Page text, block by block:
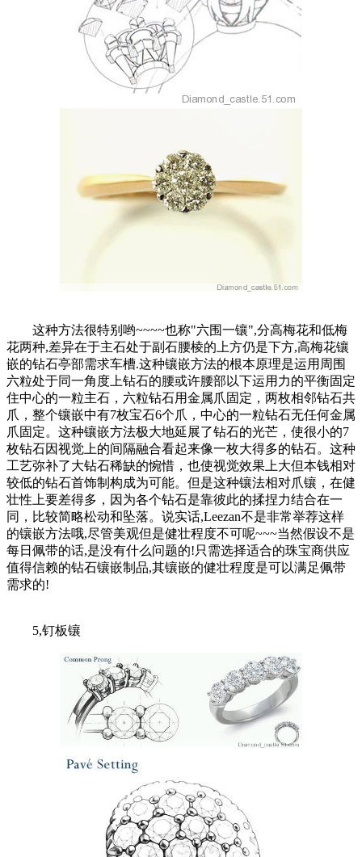
这种方法很特别哟~~~~也称"六围一镶",分高梅花和低梅
花两种,差异在于主石处于副石腰棱的上方仍是下方,高梅花镶
嵌的钻石亭部需求车槽.这种镶嵌方法的根本原理是运用周围
六粒处于同一角度上钻石的腰或许腰部以下运用力的平衡固定
住中心的一粒主石，六粒钻石用金属爪固定，两枚相邻钻石共
爪，整个镶嵌中有7枚宝石6个爪，中心的一粒钻石无任何金属
爪固定。这种镶嵌方法极大地延展了钻石的光芒，使很小的7
枚钻石因视觉上的间隔融合看起来像一枚大得多的钻石。这种
工艺弥补了大钻石稀缺的惋惜，也使视觉效果上大但本钱相对
较低的钻石首饰制构成为可能。但是这种镶法相对爪镶，在健
壮性上要差得多，因为各个钻石是靠彼此的揉捏力结合在一
同，比较简略松动和坠落。说实话,Leezan不是非常举荐这样
的镶嵌方法哦,尽管美观但是健壮程度不可呢~~~当然假设不是
每日佩带的话,是没有什么问题的!只需选择适合的珠宝商供应
值得信赖的钻石镶嵌制品,其镶嵌的健壮程度是可以满足佩带
需求的!
5,钉板镶